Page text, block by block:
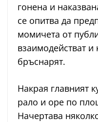
гонена и
се опитва да
момичета от
взаимодействат и
бръснарят.
Накрая главният
рало и оре по
Начертава